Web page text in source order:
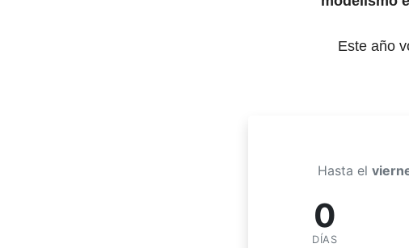
Este año
Hasta el
0
DÍAS